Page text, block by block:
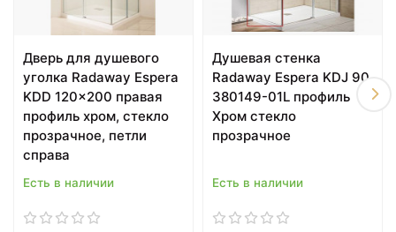
душа Radaway Doros F
Compact 90x70x12
21631 ₽
душа Radaway Doros A
Compact 90x90x11,5
Дверь для душевого
уголка Radaway Espera
KDD 120x200 правая
профиль хром, стекло
прозрачное, петли
справа
Есть в наличии
Душевая стенка
Radaway Espera KDJ 90
380149-01L профиль
Хром стекло
прозрачное
Есть в наличии